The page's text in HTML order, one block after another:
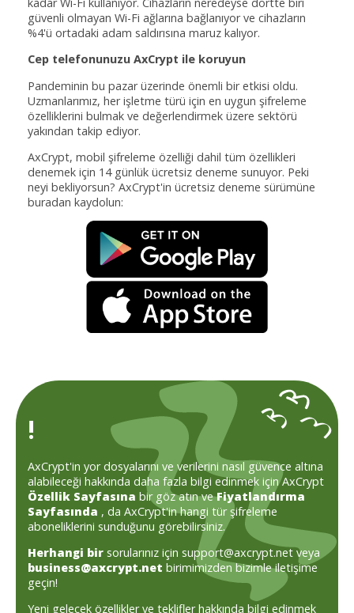
güvenli olmayan Wi-Fi ağlarına bağlanıyor ve cihazların
%4'ü ortadaki adam saldırısına maruz kalıyor.
Cep telefonunuzu AxCrypt ile koruyun
Pandeminin bu pazar üzerinde önemli bir etkisi oldu.
Uzmanlarımız, her işletme türü için en uygun şifreleme
özelliklerini bulmak ve değerlendirmek üzere sektörü
yakından takip ediyor.
AxCrypt, mobil şifreleme özelliği dahil tüm özellikleri
denemek için 14 günlük ücretsiz deneme sunuyor. Peki
neyi bekliyorsun? AxCrypt'in ücretsiz deneme sürümüne
buradan kaydolun:
!
AxCrypt'in yor dosyalarını ve verilerini nasıl güvence altına
alabileceği hakkında daha fazla bilgi edinmek için AxCrypt
Özellik Sayfasına bir göz atın veFiyatlandırma
Sayfasında , da AxCrypt'in hangi tür şifreleme
aboneliklerini sunduğunu görebilirsiniz.
Herhangi bir sorularınız için support@axcrypt.net veya
business@axcrypt.net birimimizden bizimle iletişime
geçin!
Yeni gelecek özellikler ve teklifler hakkında bilgi edinmek